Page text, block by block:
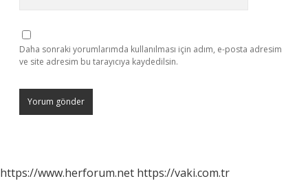
Daha sonraki yorumlarımda kullanılması için adım, e-posta adresim
ve site adresim bu tarayıcıya kaydedilsin.
https://www.herforum.net https://vaki.com.tr